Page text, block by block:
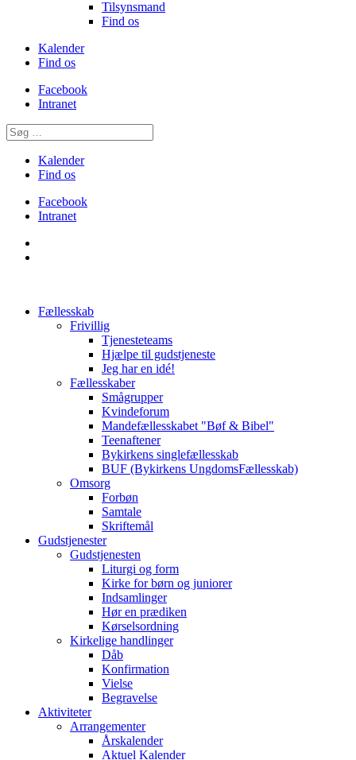
Tilsynsmand
Find os
Kalender
Find os
Facebook
Intranet
Kalender
Find os
Facebook
Intranet
Fællesskab
Frivillig
Tjenesteteams
Hjælpe til gudstjeneste
Jeg har en idé!
Fællesskaber
Smågrupper
Kvindeforum
Mandefællesskabet "Bøf & Bibel"
Teenaftener
Bykirkens singlefællesskab
BUF (Bykirkens UngdomsFællesskab)
Omsorg
Forbøn
Samtale
Skriftemål
Gudstjenester
Gudstjenesten
Liturgi og form
Kirke for børn og juniorer
Indsamlinger
Hør en prædiken
Kørselsordning
Kirkelige handlinger
Dåb
Konfirmation
Vielse
Begravelse
Aktiviteter
Arrangementer
Årskalender
Aktuel Kalender